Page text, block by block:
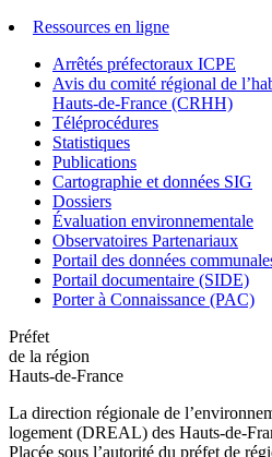
Ressources en ligne
Arrêtés préfectoraux ICPE
Avis du comité régional de
Hauts-de-France (CRHH)
Téléprocédures
Statistiques
Publications
Cartographie et données SIG
Dossiers
Évaluation environnementale
Observatoires Partenariaux
Portail des données
Portail documentaire (SIDE)
Porter à Connaissance (PAC)
Préfet
de la région
Hauts-de-France
La direction régionale de
logement (DREAL) des Hauts-de-
Placée sous l’autorité du préfet de